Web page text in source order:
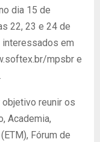
dia 15 de
22, 23 e 24 de
interessados em
mpsbr e
objetivo reunir os
Academia,
Fórum de